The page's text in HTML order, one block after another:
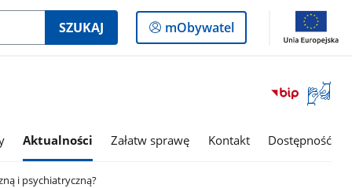
SZUKAJ
Logowanie
do
mObywatel
Otwórz
okno
Aktualności Załatw sprawę Kontakt Dostępność
i psychiatryczną?